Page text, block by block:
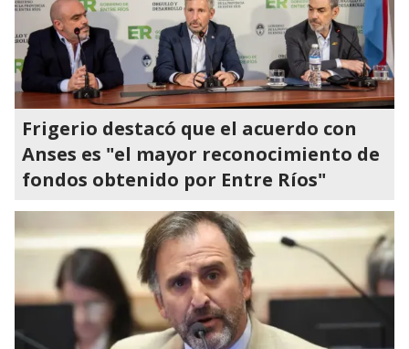
Frigerio destacó que el acuerdo con
Anses es "el mayor reconocimiento de
fondos obtenido por Entre Ríos"